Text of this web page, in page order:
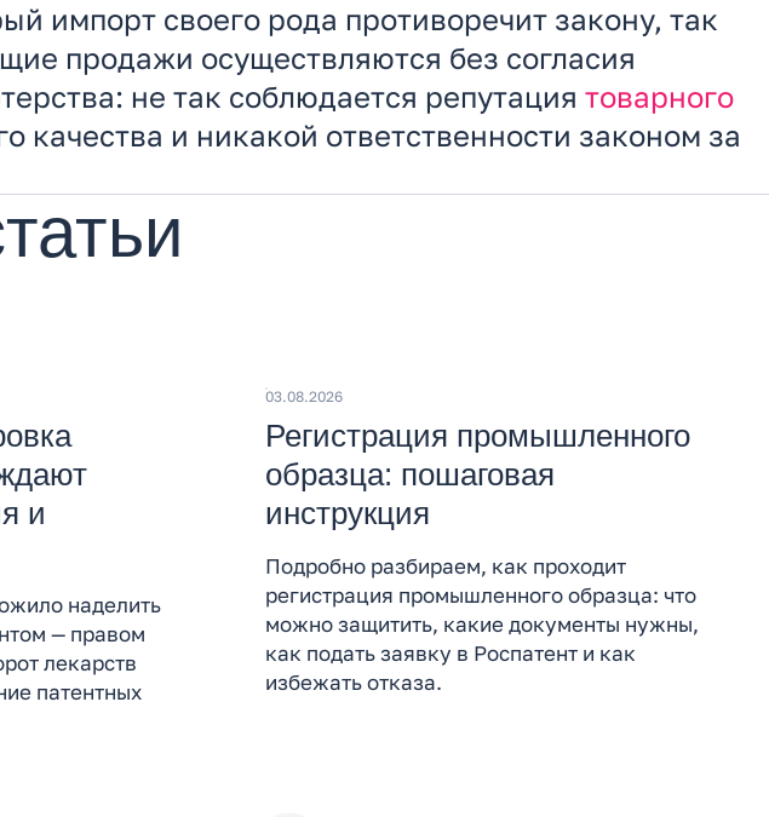
импорт своего рода противоречит закону, так
продажи осуществляются без согласия
не так соблюдается репутация товарного
и никакой ответственности законом за
и
наделить
— правом
лекарств
патентных
03.08.2026
Регистрация промышленного
образца: пошаговая
инструкция
Подробно разбираем, как проходит
регистрация промышленного образца: что
можно защитить, какие документы нужны,
как подать заявку в Роспатент и как
избежать отказа.